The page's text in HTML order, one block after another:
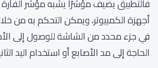
فالتطبيق يضيف مؤشرًا يشبه مؤشر
أجهزة الكمبيوتر، ويمكن التحكم به من
في جزء محدد من الشاشة للوصول إلى
الحاجة إلى مد الأصابع أو استخدام اليد